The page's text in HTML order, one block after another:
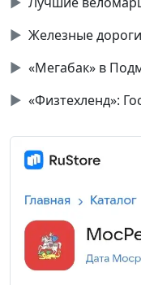
▶ Железные
▶ «Мегабак» в
▶